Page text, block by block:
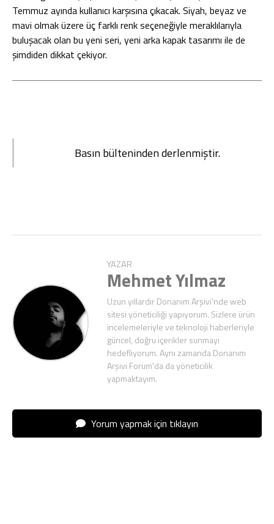
Temmuz ayında kullanıcı karşısına çıkacak. Siyah, beyaz ve
mavi olmak üzere üç farklı renk seçeneğiyle meraklılarıyla
buluşacak olan bu yeni seri, yeni arka kapak tasarımı ile de
şimdiden dikkat çekiyor.
Basın bülteninden derlenmiştir.
YAZAR
Mehmet Yılmaz
Uzun yıllardır Donanım Arşivi'nde web
sitesi yöneticiliği yapıyorum. Sizlere ürün
incelemeleriyle ve teknoloji haberleriyle
güncel, doğru içerikler sunmayı
hedefliyorum. Aynı zamanda Donanım
Arşivi Forum'da da yöneticilik
yapmaktayım.
Yorum yapmak için tıklayın